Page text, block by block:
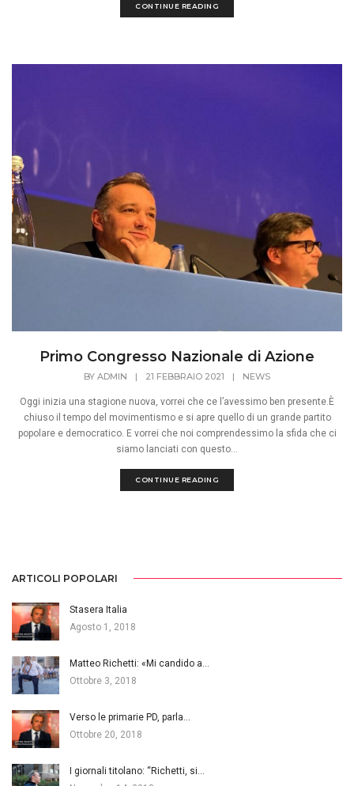
CONTINUE READING
Primo Congresso Nazionale di Azione
BY ADMIN | 21 FEBBRAIO 2021 | NEWS
Oggi inizia una stagione nuova, vorrei che ce l’avessimo ben presente.È
chiuso il tempo del movimentismo e si apre quello di un grande partito
popolare e democratico. E vorrei che noi comprendessimo la sfida che ci
siamo lanciati con questo...
CONTINUE READING
ARTICOLI POPOLARI
Stasera Italia
Agosto 1, 2018
Matteo Richetti: «Mi candido a…
Ottobre 3, 2018
Verso le primarie PD, parla…
Ottobre 20, 2018
I giornali titolano: “Richetti, si…